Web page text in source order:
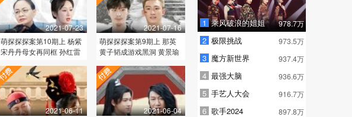
2021-07-23
萌探探探案第10期上 杨紫
宋丹丹母女再同框 孙红雷
2021-07-16
萌探探探案第9期上 那英
黄子韬成游戏黑洞 黄景瑜
2021-06-11
2021-06-04
1 乘风破浪的姐姐 978.7万
2 极限挑战 973.5万
3 魔方新世界 937.4万
4 最强大脑 936.6万
5 手艺人大会 916.7万
6 歌手2024 897.8万